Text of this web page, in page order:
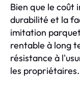
Bien que le coût
durabilité et la
imitation
rentable à long
résistance à
les propriétaires.